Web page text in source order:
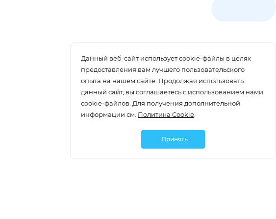
Данный веб-сайт использует cookie-файлы в целях
предоставления вам лучшего пользовательского
опыта на нашем сайте. Продолжая использовать
данный сайт, вы соглашаетесь с использованием нами
cookie-файлов. Для получения дополнительной
информации см. Политика Cookie
Принять